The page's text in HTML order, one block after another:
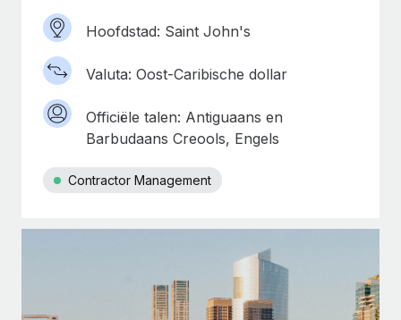
Hoofdstad: Saint John's
Valuta: Oost-Caribische dollar
Officiële talen: Antiguaans en
Barbudaans Creools, Engels
Contractor Management